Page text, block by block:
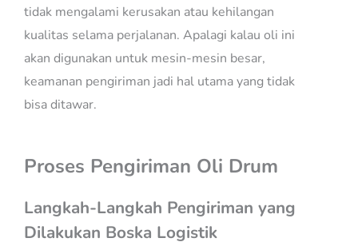
tidak mengalami kerusakan atau kehilangan
kualitas selama perjalanan. Apalagi kalau oli ini
akan digunakan untuk mesin-mesin besar,
keamanan pengiriman jadi hal utama yang tidak
bisa ditawar.
Proses Pengiriman Oli Drum
Langkah-Langkah Pengiriman yang
Dilakukan Boska Logistik